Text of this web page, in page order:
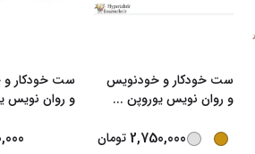
ست خودکار و خودنویس
و روان نویس یوروپن ...
2,750,000 تومان
ست خودکار
و روان نویس